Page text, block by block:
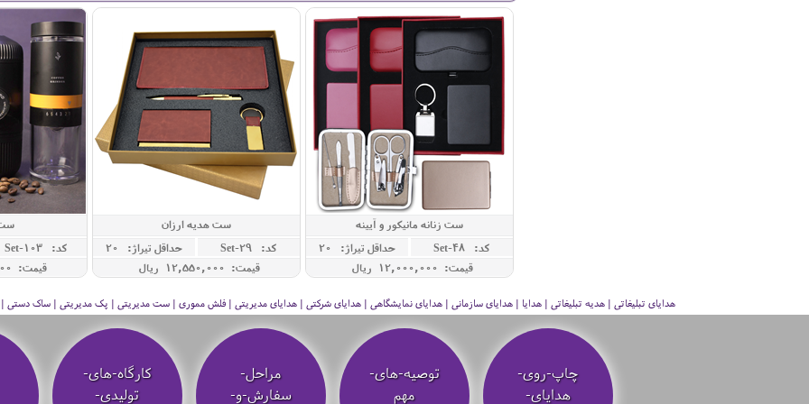
ست زنانه مانیکور و آیینه
کد: Set-48
حداقل تيراژ: 20
قیمت: 12,000,000 ريال
ست هدیه ارزان
کد: Set-29
حداقل تيراژ: 20
قیمت: 12,550,000 ريال
کد: Set-103
قیمت: 48,000,000 ريال
هدایای تبلیغاتی | هدیه تبلیغاتی | هدایا | هدایای سازمانی | هدایای نمایشگاهی | هدایای شرکتی | هدایای مدیریتی | فلش مموری | ست مدیریتی | پک مدیریتی | ساک دستی |
چاپ-روی-
هدایای-
توصیه‌-های-
مهم
مراحل-
سفارش-و-
کارگاه-های-
تولیدی-